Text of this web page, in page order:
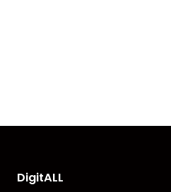
DigitALL